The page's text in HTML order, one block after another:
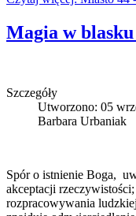
Magia w
Szczegóły
Utworzono: 05
Barbara Urbaniak
Spór o istnienie Boga,
akceptacji
rozpracowywania